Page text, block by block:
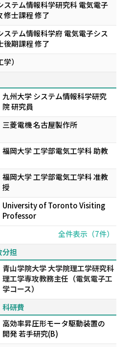
ステム情報科学研究科 電気電子
修士課程 修了
ステム情報科学府 電気電子シス
後期課程 修了
）
九州大学 システム情報科学研究
院 研究員
三菱電機 名古屋製作所
福岡大学 工学部電気工学科 助教
福岡大学 工学部電気工学科 准教
授
University of Toronto Visiting
Professor
全件表示（7件）
分担
青山学院大学 大学院理工学研究科
理工学専攻教務主任（電気電子工
学コース）
研費
高効率昇圧形モータ駆動装置の
開発 若手研究(B)